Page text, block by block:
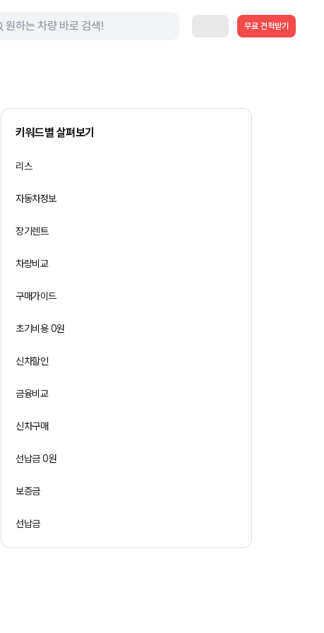
무료 견적받기
키워드별 살펴보기
리스
자동차정보
장기렌트
차량비교
구매가이드
초기비용 0원
신차할인
금융비교
신차구매
선납금 0원
보증금
선납금